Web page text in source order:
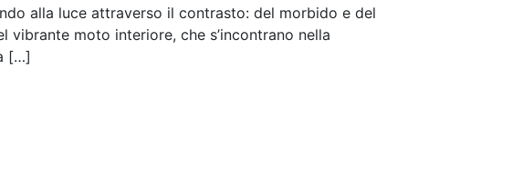
alla luce attraverso il contrasto: del morbido e del
vibrante moto interiore, che s’incontrano nella
[…]